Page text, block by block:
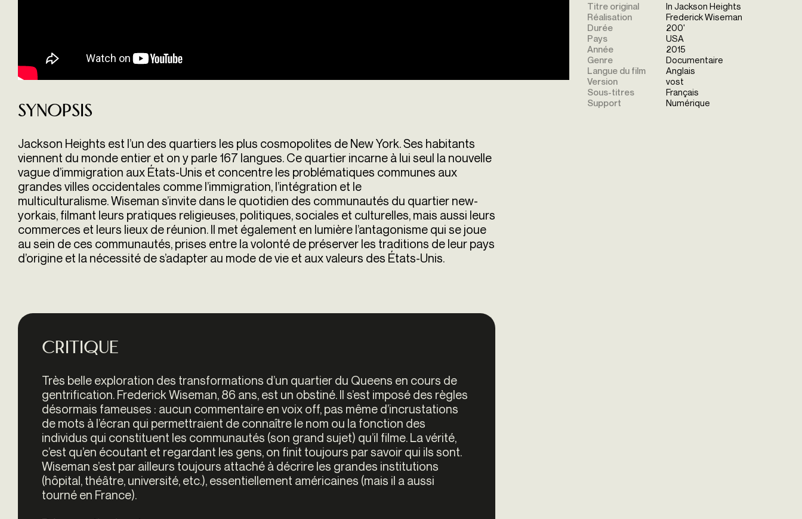
Synopsis
Jackson Heights est l’un des quartiers les plus cosmopolites de New York. Ses habitants
viennent du monde entier et on y parle 167 langues. Ce quartier incarne à lui seul la nouvelle
vague d’immigration aux États-Unis et concentre les problématiques communes aux
grandes villes occidentales comme l’immigration, l’intégration et le
multiculturalisme.Wiseman s’invite dans le quotidien des communautés du quartier new-
yorkais, filmant leurs pratiques religieuses, politiques, sociales et culturelles, mais aussi leurs
commerces et leurs lieux de réunion. Il met également en lumière l’antagonisme qui se joue
au sein de ces communautés, prises entre la volonté de préserver les traditions de leur pays
d’origine et la nécessité de s’adapter au mode de vie et aux valeurs des États-Unis.
Critique
Très belle exploration des transformations d’un quartier du Queens en cours de
gentrification. Frederick Wiseman, 86 ans, est un obstiné. Il s’est imposé des règles
désormais fameuses : aucun commentaire en voix off, pas même d’incrustations
de mots à l’écran qui permettraient de connaître le nom ou la fonction des
individus qui constituent les communautés (son grand sujet) qu’il filme. La vérité,
c’est qu’en écoutant et regardant les gens, on finit toujours par savoir qui ils sont.
Wiseman s’est par ailleurs toujours attaché à décrire les grandes institutions
(hôpital, théâtre, université, etc.), essentiellement américaines (mais il a aussi
tourné en France).
Titre original
In Jackson Heights
Réalisation
Frederick Wiseman
Durée
200'
Pays
USA
Année
2015
Genre
Documentaire
Langue du film
Anglais
Version
vost
Sous-titres
Français
Support
Numérique